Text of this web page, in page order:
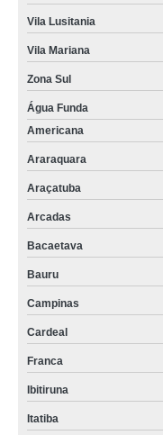
Vila Lusitania
Vila Mariana
Zona Sul
Água Funda
Americana
Araraquara
Araçatuba
Arcadas
Bacaetava
Bauru
Campinas
Cardeal
Franca
Ibitiruna
Itatiba